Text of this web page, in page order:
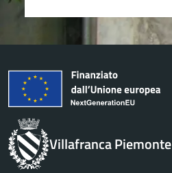
Villafranca Piemonte